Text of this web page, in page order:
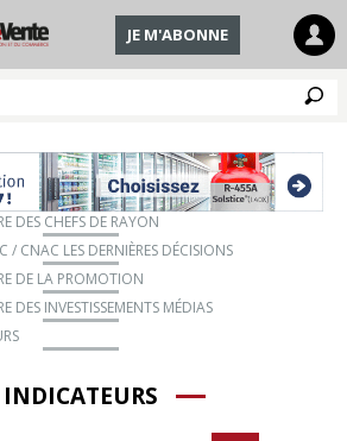
JE M'ABONNE
DES CHEFS DE RAYON
/ CNAC LES DERNIÈRES DÉCISIONS
DE LA PROMOTION
DES INVESTISSEMENTS MÉDIAS
INDICATEURS